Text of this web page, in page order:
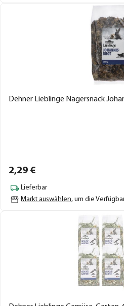
Dehner Lieblinge Nagersnack
2,29 €
Lieferbar
Markt auswählen, um die